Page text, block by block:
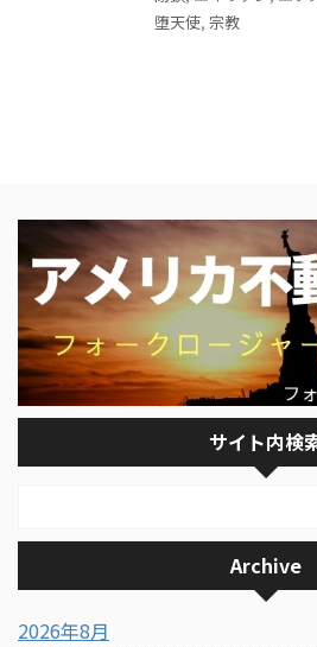
堕天使, 宗教
サイト内検
Archive
2026年8月